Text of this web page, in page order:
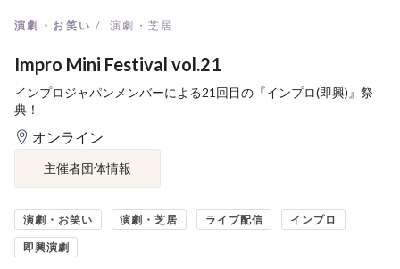
演劇・お笑い 演劇・芝居
Impro Mini Festival vol.21
インプロジャパンメンバーによる21回目の『インプロ(即興)』祭
典！
オンライン
主催者団体情報
演劇・お笑い 演劇・芝居 ライブ配信 インプロ
即興演劇